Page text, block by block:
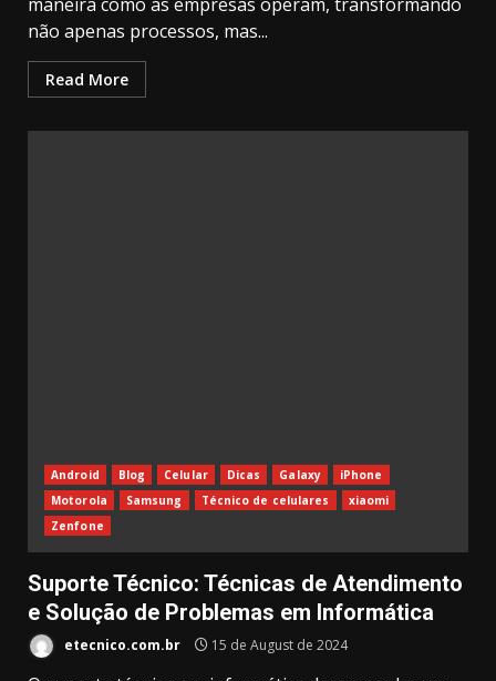
não apenas processos, mas...
Read More
Android Blog Celular Dicas Galaxy
iPhone
Motorola
Samsung Técnico de celulares
xiaomi
Zenfone
Suporte Técnico: Técnicas de Atendimento
e Solução de Problemas em Informática
etecnico.com.br 15 de August de 2024